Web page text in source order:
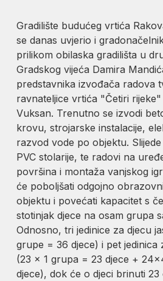
Gradilište budućeg vrtića
se danas uvjerio i
prilikom obilaska gradilišta u
Gradskog vijeća Damira
predstavnika izvođača radova
ravnateljice vrtića "Četiri
Vuksan. Trenutno se izvodi
krovu, strojarske instalacije,
razvod vode po objektu.
PVC stolarije, te radovi na
površina i montaža vanjskog
će poboljšati odgojno
objektu i povećati kapacitet s
stotinjak djece na osam grupa
Odnosno, tri jedinice za djecu
grupe = 36 djece) i pet jedinica
(23 x 1 grupa = 23 djece +
djece), dok će o djeci brinuti 23